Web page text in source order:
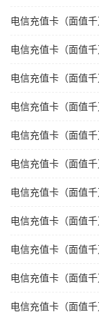
电信充值卡（面值
电信充值卡（面值
电信充值卡（面值
电信充值卡（面值
电信充值卡（面值
电信充值卡（面值
电信充值卡（面值
电信充值卡（面值
电信充值卡（面值
电信充值卡（面值
电信充值卡（面值